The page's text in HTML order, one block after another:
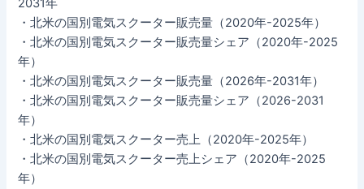
・北米の国別電気スクーター販売量（2020年-2025年）
・北米の国別電気スクーター販売量シェア（2020年-2025
年）
・北米の国別電気スクーター販売量（2026年-2031年）
・北米の国別電気スクーター販売量シェア（2026-2031
年）
・北米の国別電気スクーター売上（2020年-2025年）
・北米の国別電気スクーター売上シェア（2020年-2025
年）